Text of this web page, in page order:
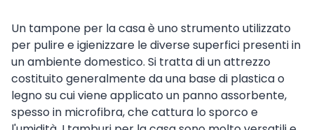
Un tampone per la casa è uno strumento utilizzato
per pulire e igienizzare le diverse superfici presenti in
un ambiente domestico. Si tratta di un attrezzo
costituito generalmente da una base di plastica o
legno su cui viene applicato un panno assorbente,
spesso in microfibra, che cattura lo sporco e